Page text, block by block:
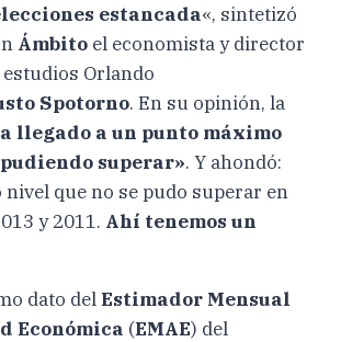
estancada«, sintetizó
Ámbito el economista y director
Orlando
Spotorno. En su opinión, la
llegado a un punto máximo
superar». Y ahondó:
nivel que no se pudo superar en
y 2011. Ahí tenemos un
dato delEstimador Mensual
Económica (EMAE) del